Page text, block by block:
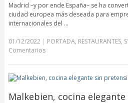
Madrid –y por ende España– se ha
ciudad europea más deseada para
internacionales del …
01/12/2022| PORTADA, RESTAURANTES,
Comentarios
Malkebien, cocina